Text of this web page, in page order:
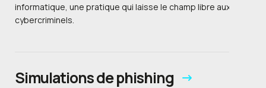
informatique, une pratique qui laisse le champ libre aux
cybercriminels.
Simulations de phishing